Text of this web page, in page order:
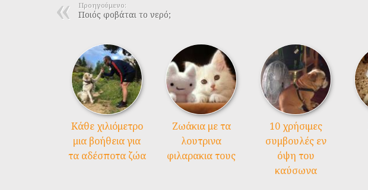
Προηγούμενο:
Ποιός φοβάται το νερό;
Kάθε χιλιόμετρο
μια βοήθεια για
τα αδέσποτα ζώα
Ζωάκια με τα
λουτρινα
φιλαρακια τους
10 χρήσιμες
συμβουλές εν
όψη του
καύσωνα